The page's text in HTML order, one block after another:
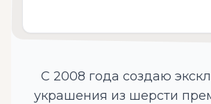
С 2008 года создаю
украшения из шерсти